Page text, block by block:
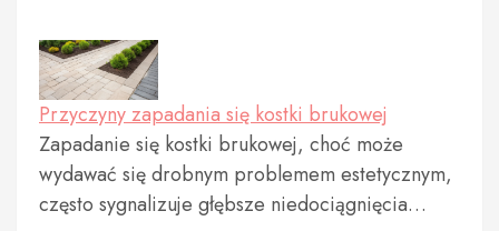
Przyczyny zapadania się kostki brukowej
Zapadanie się kostki brukowej, choć może
wydawać się drobnym problemem estetycznym,
często sygnalizuje głębsze niedociągnięcia…